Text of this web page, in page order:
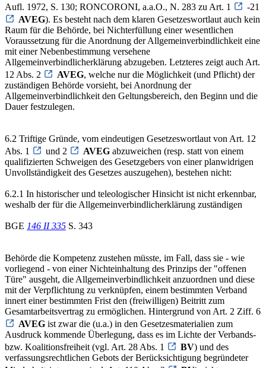
Aufl. 1972, S. 130; RONCORONI, a.a.O., N. 283 zu Art. 1
-21
AVEG). Es besteht nach dem klaren Gesetzeswortlaut auch kein
Raum für die Behörde, bei Nichterfüllung einer wesentlichen
Voraussetzung für die Anordnung der Allgemeinverbindlichkeit eine
mit einer Nebenbestimmung versehene
Allgemeinverbindlicherklärung abzugeben. Letzteres zeigt auch Art.
12 Abs. 2
AVEG, welche nur die Möglichkeit (und Pflicht) der
zuständigen Behörde vorsieht, bei Anordnung der
Allgemeinverbindlichkeit den Geltungsbereich, den Beginn und die
Dauer festzulegen.
6.2 Triftige Gründe, vom eindeutigen Gesetzeswortlaut von Art. 12
Abs. 1
und 2 AVEG abzuweichen (resp. statt von einem
qualifizierten Schweigen des Gesetzgebers von einer planwidrigen
Unvollständigkeit des Gesetzes auszugehen), bestehen nicht:
6.2.1 In historischer und teleologischer Hinsicht ist nicht erkennbar,
weshalb der für die Allgemeinverbindlicherklärung zuständigen
BGE 146 II 335 S. 343
Behörde die Kompetenz zustehen müsste, im Fall, dass sie - wie
vorliegend - von einer Nichteinhaltung des Prinzips der "offenen
Türe" ausgeht, die Allgemeinverbindlichkeit anzuordnen und diese
mit der Verpflichtung zu verknüpfen, einem bestimmten Verband
innert einer bestimmten Frist den (freiwilligen) Beitritt zum
Gesamtarbeitsvertrag zu ermöglichen. Hintergrund von Art. 2 Ziff. 6
AVEG ist zwar die (u.a.) in den Gesetzesmaterialien zum
Ausdruck kommende Überlegung, dass es im Lichte der Verbands-
bzw. Koalitionsfreiheit (vgl. Art. 28 Abs. 1
BV) und des
verfassungsrechtlichen Gebots der Berücksichtigung begründeter